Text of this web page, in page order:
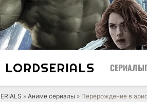
LORDSERIALS СЕРИАЛЫ
» Аниме сериалы » Перерождение в